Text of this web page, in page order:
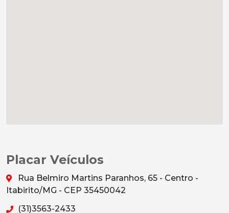
Placar Veículos
Rua Belmiro Martins Paranhos, 65 - Centro -
Itabirito/MG - CEP 35450042
(31)3563-2433